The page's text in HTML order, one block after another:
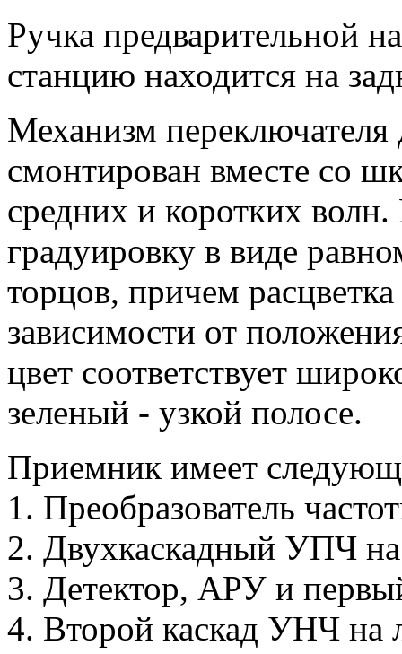
Ручка предварительной
станцию находится на
Механизм переключателя
смонтирован вместе со
средних и коротких
градуировку в виде
торцов, причем
зависимости от
цвет соответствует
зеленый - узкой полосе.
Приемник имеет
1. Преобразователь
2. Двухкаскадный УПЧ
3. Детектор, АРУ и
4. Второй каскад УНЧ на